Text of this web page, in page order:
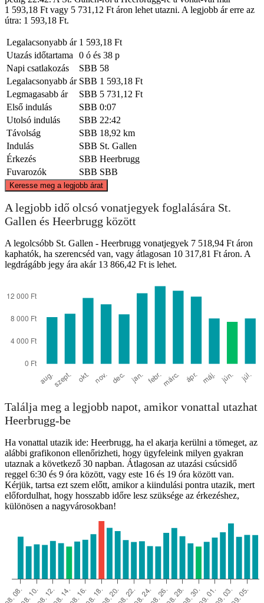
1 593,18 Ft vagy 5 731,12 Ft áron lehet utazni. A legjobb ár erre az
útra: 1 593,18 Ft.
Legalacsonyabb ár 1 593,18 Ft
Utazás időtartama
0 ó és 38 p
Napi csatlakozás
SBB 58
Legalacsonyabb ár SBB 1 593,18 Ft
Legmagasabb ár
SBB 5 731,12 Ft
Első indulás
SBB 0:07
Utolsó indulás
SBB 22:42
Távolság
SBB 18,92 km
Indulás
SBB St. Gallen
Érkezés
SBB Heerbrugg
Fuvarozók
SBB SBB
Keresse meg a legjobb árat
St. Gallen
A legjobb idő olcsó vonatjegyek foglalására St.
Gallen és Heerbrugg között
A legolcsóbb St. Gallen - Heerbrugg vonatjegyek 7 518,94 Ft áron
kaphatók, ha szerencséd van, vagy átlagosan 10 317,81 Ft áron. A
legdrágább jegy ára akár 13 866,42 Ft is lehet.
Találja meg a legjobb napot, amikor vonattal utazhat
Heerbrugg-be
Ha vonattal utazik ide: Heerbrugg, ha el akarja kerülni a tömeget, az
alábbi grafikonon ellenőrizheti, hogy ügyfeleink milyen gyakran
utaznak a következő 30 napban. Átlagosan az utazási csúcsidő
reggel 6:30 és 9 óra között, vagy este 16 és 19 óra között van.
Kérjük, tartsa ezt szem előtt, amikor a kiindulási pontra utazik, mert
előfordulhat, hogy hosszabb időre lesz szüksége az érkezéshez,
különösen a nagyvárosokban!